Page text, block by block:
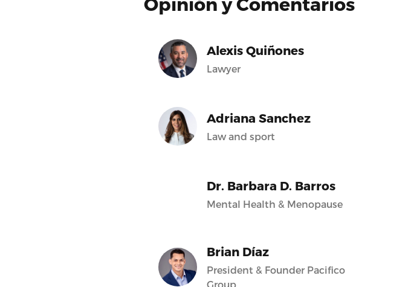
Alexis Quiñones
Lawyer
Adriana Sanchez
Law and sport
Dr. Barbara D. Barros
Mental Health & Menopause
Brian Díaz
President & Founder Pacifico
Group